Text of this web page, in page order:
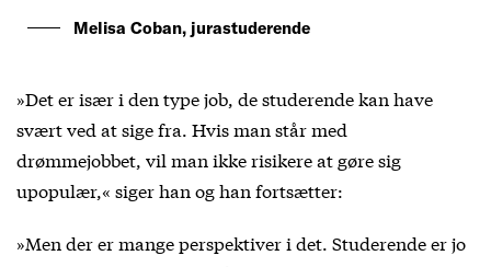
Melisa Coban, jurastuderende
»Det er især i den type job, de studerende kan have
svært ved at sige fra. Hvis man står med
drømmejobbet, vil man ikke risikere at gøre sig
upopulær,« siger han og han fortsætter:
»Men der er mange perspektiver i det. Studerende er jo